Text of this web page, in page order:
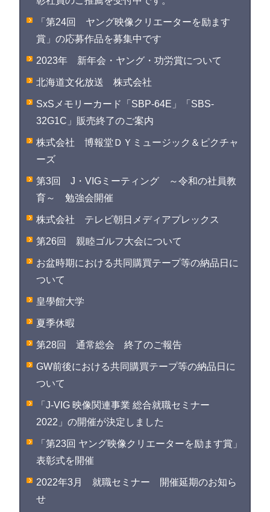
「第24回 ヤング映像クリエーターを励ます
賞」の応募作品を募集中です
2023年 新年会・ヤング・功労賞について
北海道文化放送 株式会社
SxSメモリーカード「SBP-64E」「SBS-
32G1C」販売終了のご案内
株式会社 博報堂ＤＹミュージック＆ピクチャ
ーズ
第3回 J・VIGミーティング ～令和の社員教
育～ 勉強会開催
株式会社 テレビ朝日メディアプレックス
第26回 親睦ゴルフ大会について
お盆時期における共同購買テープ等の納品日に
ついて
皇學館大学
夏季休暇
第28回 通常総会 終了のご報告
GW前後における共同購買テープ等の納品日に
ついて
「J-VIG 映像関連事業 総合就職セミナー
2022」の開催が決定しました
「第23回 ヤング映像クリエーターを励ます賞」
表彰式を開催
2022年3月 就職セミナー 開催延期のお知ら
せ